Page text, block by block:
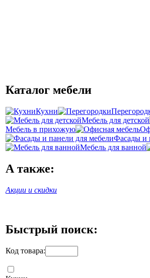
Каталог мебели
Кухни
Мебель для детской
Мебель в прихожую
Фасады и
Мебель для ванной
А также:
Акции и скидки
Быстрый поиск:
Код товара: